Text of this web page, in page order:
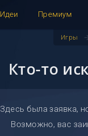
Идеи Премиум
Игры
Кто-то
Здесь была заявка,
Возможно, вас